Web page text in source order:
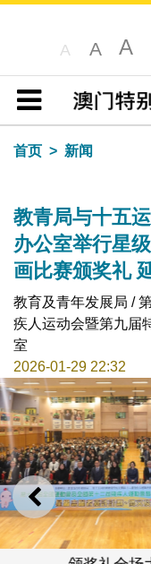
A A A
目录
首页
新闻
教青局与十五
办公室举行星
画比赛颁奖礼
教育及青年发展局 /
疾人运动会暨第九届
室
2026-01-29 22:32
上一则